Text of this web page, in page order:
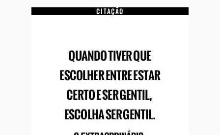
CITAÇÃO